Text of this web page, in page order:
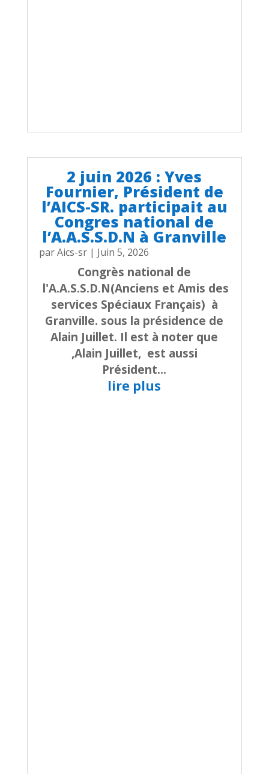
2 juin 2026 : Yves
Fournier, Président de
l’AICS-SR. participait au
Congres national de
l’A.A.S.S.D.N à Granville
parAics-sr| Juin 5, 2026
Congrès national de
l'A.A.S.S.D.N(Anciens et Amis des
services Spéciaux Français) à
Granville. sous la présidence de
Alain Juillet. Il est à noter que
,Alain Juillet, est aussi
Président...
lire plus